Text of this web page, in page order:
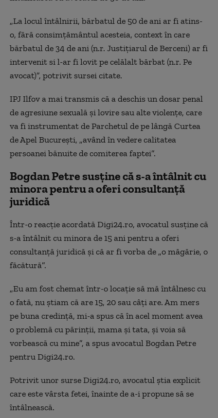
„La locul întâlnirii, bărbatul de 50 de ani ar fi atins-
o, fără consimțământul acesteia, context în care
bărbatul de 34 de ani (n.r. Justițiarul de Berceni) ar fi
intervenit si l-ar fi lovit pe celălalt bărbat (n.r. Pe
avocat)”, potrivit sursei citate.
IPJ Ilfov a mai transmis că a deschis un dosar penal
de agresiune sexuală și lovire sau alte violențe, care
va fi instrumentat de Parchetul de pe lângă Curtea
de Apel București, „având în vedere calitatea
persoanei bănuite de comiterea faptei”.
Bogdan Petre susține că s-a întâlnit cu
minora pentru a oferi consultanță
juridică
Într-o reacție acordată Digi24.ro, avocatul susține că
s-a întâlnit cu minora de 15 ani pentru a oferi
consultanță juridică și că ar fi vorba de „o măgărie, o
făcătură”.
„Eu am fost chemat într-o locație să mă întâlnesc cu
o fată, nu știam că are 15, 20 sau câți are. Am mers
pe buna credință, mi-a spus că în acel moment avea
o problemă cu părinții, mama și tata, și voia să
vorbească cu mine”, a spus avocatul Bogdan Petre
pentru Digi24.ro.
Potrivit unor surse Digi24.ro, avocatul știa explicit
care este vârsta fetei, înainte de a-i propune să se
întâlnească.